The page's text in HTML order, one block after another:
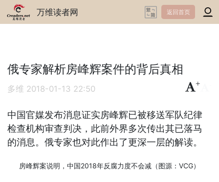
万维读者网 返回首页
俄专家解析房峰辉案件的背后真相
多维 2018-01-13 22:50
+
中国官媒发布消息证实房峰辉已被移送军队纪律
检查机构审查判决，此前外界多次传出其已落马
的消息。俄专家也对此作出了更深一层的解读。
房峰辉案说明，中国2018年反腐力度不会减（图源：VCG）